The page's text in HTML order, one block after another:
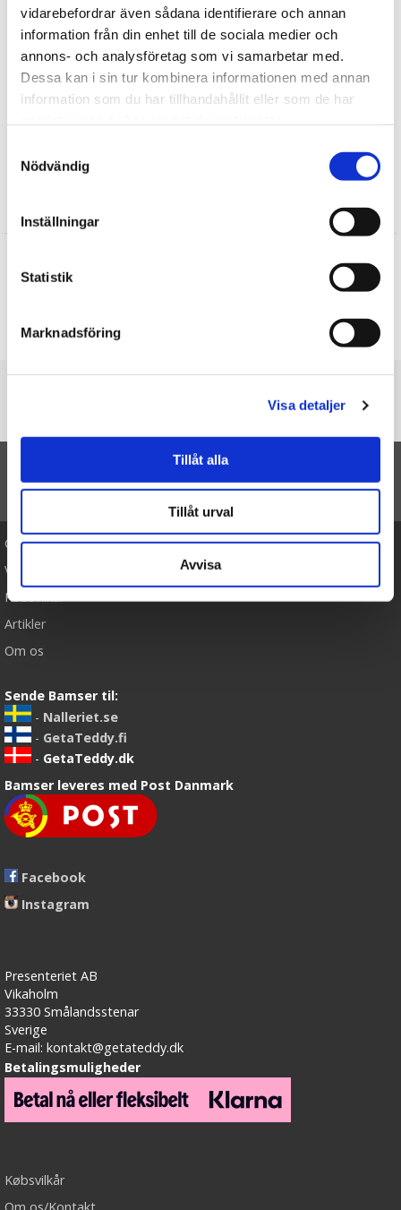
vidarebefordrar även sådana identifierare och annan
information från din enhet till de sociala medier och
annons- och analysföretag som vi samarbetar med.
Dessa kan i sin tur kombinera informationen med annan
information som du har tillhandahållit eller som de har
Nödvändig
Inställningar
Statistik
Marknadsföring
Visa detaljer
Tillåt alla
Tillåt urval
Avvisa
Fortælle
Find mere
Plysdyr
Den er fin nok, men der er stor frustration fra barnet over at
TIL TOP
Cookies
Varemærker
Købsvilkår
Artikler
Om os
Sende Bamser til:
- Nalleriet.se
- GetaTeddy.fi
- GetaTeddy.dk
Bamser leveres med Post Danmark
Facebook
Instagram
Presenteriet AB
Vikaholm
33330 Smålandsstenar
Sverige
E-mail: kontakt@getateddy.dk
Betalingsmuligheder
Købsvilkår